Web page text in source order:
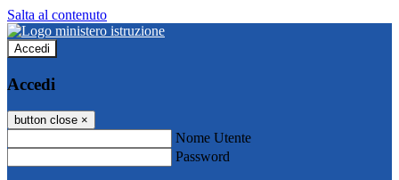
Salta al contenuto
Accedi
Accedi
button close ×
Nome Utente
Password